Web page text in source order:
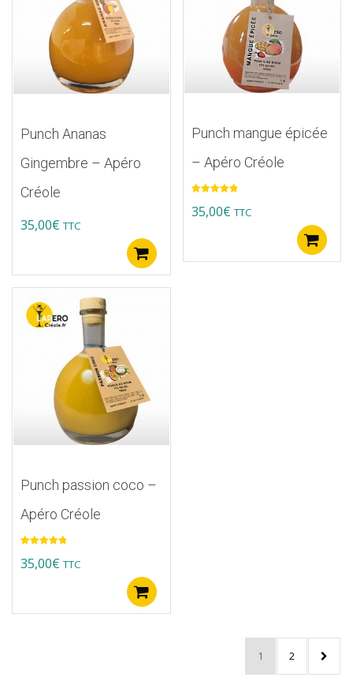
Punch Ananas
Gingembre – Apéro
Créole
35,00€ TTC
Punch mangue épicée
– Apéro Créole
sur 5
35,00€ TTC
Punch passion coco –
Apéro Créole
sur 5
35,00€ TTC
1 2